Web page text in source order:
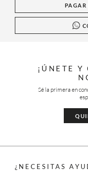
¡ÚNETE Y
Sé la primera en
¿NECESITAS